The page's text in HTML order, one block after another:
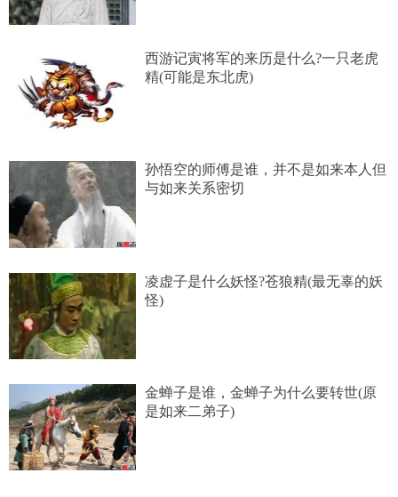
西游记寅将军的来历是什么?一只老虎
精(可能是东北虎)
孙悟空的师傅是谁，并不是如来本人但
与如来关系密切
凌虚子是什么妖怪?苍狼精(最无辜的妖
怪)
金蝉子是谁，金蝉子为什么要转世(原
是如来二弟子)